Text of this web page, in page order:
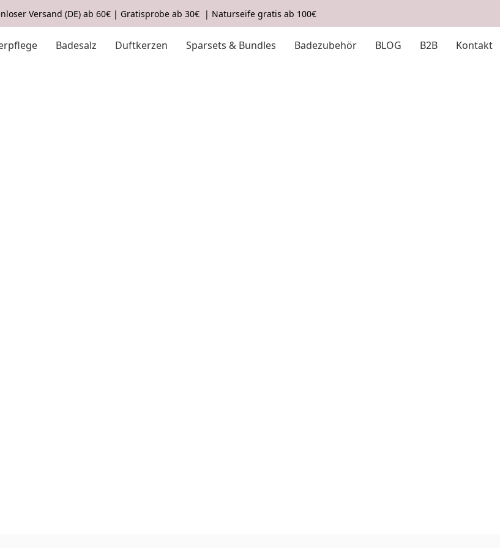
Versand (DE) ab 60€ | Gratisprobe ab 30€ | Naturseife gratis ab 100€
Badesalz Duftkerzen Sparsets & Bundles Badezubehör BLOG B2B Kontakt